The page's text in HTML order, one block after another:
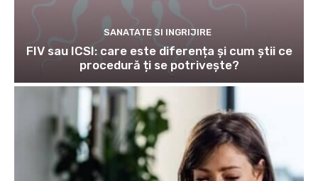
SANATATE SI INGRIJIRE
FIV sau ICSI: care este diferența și cum știi ce
procedură ți se potrivește?